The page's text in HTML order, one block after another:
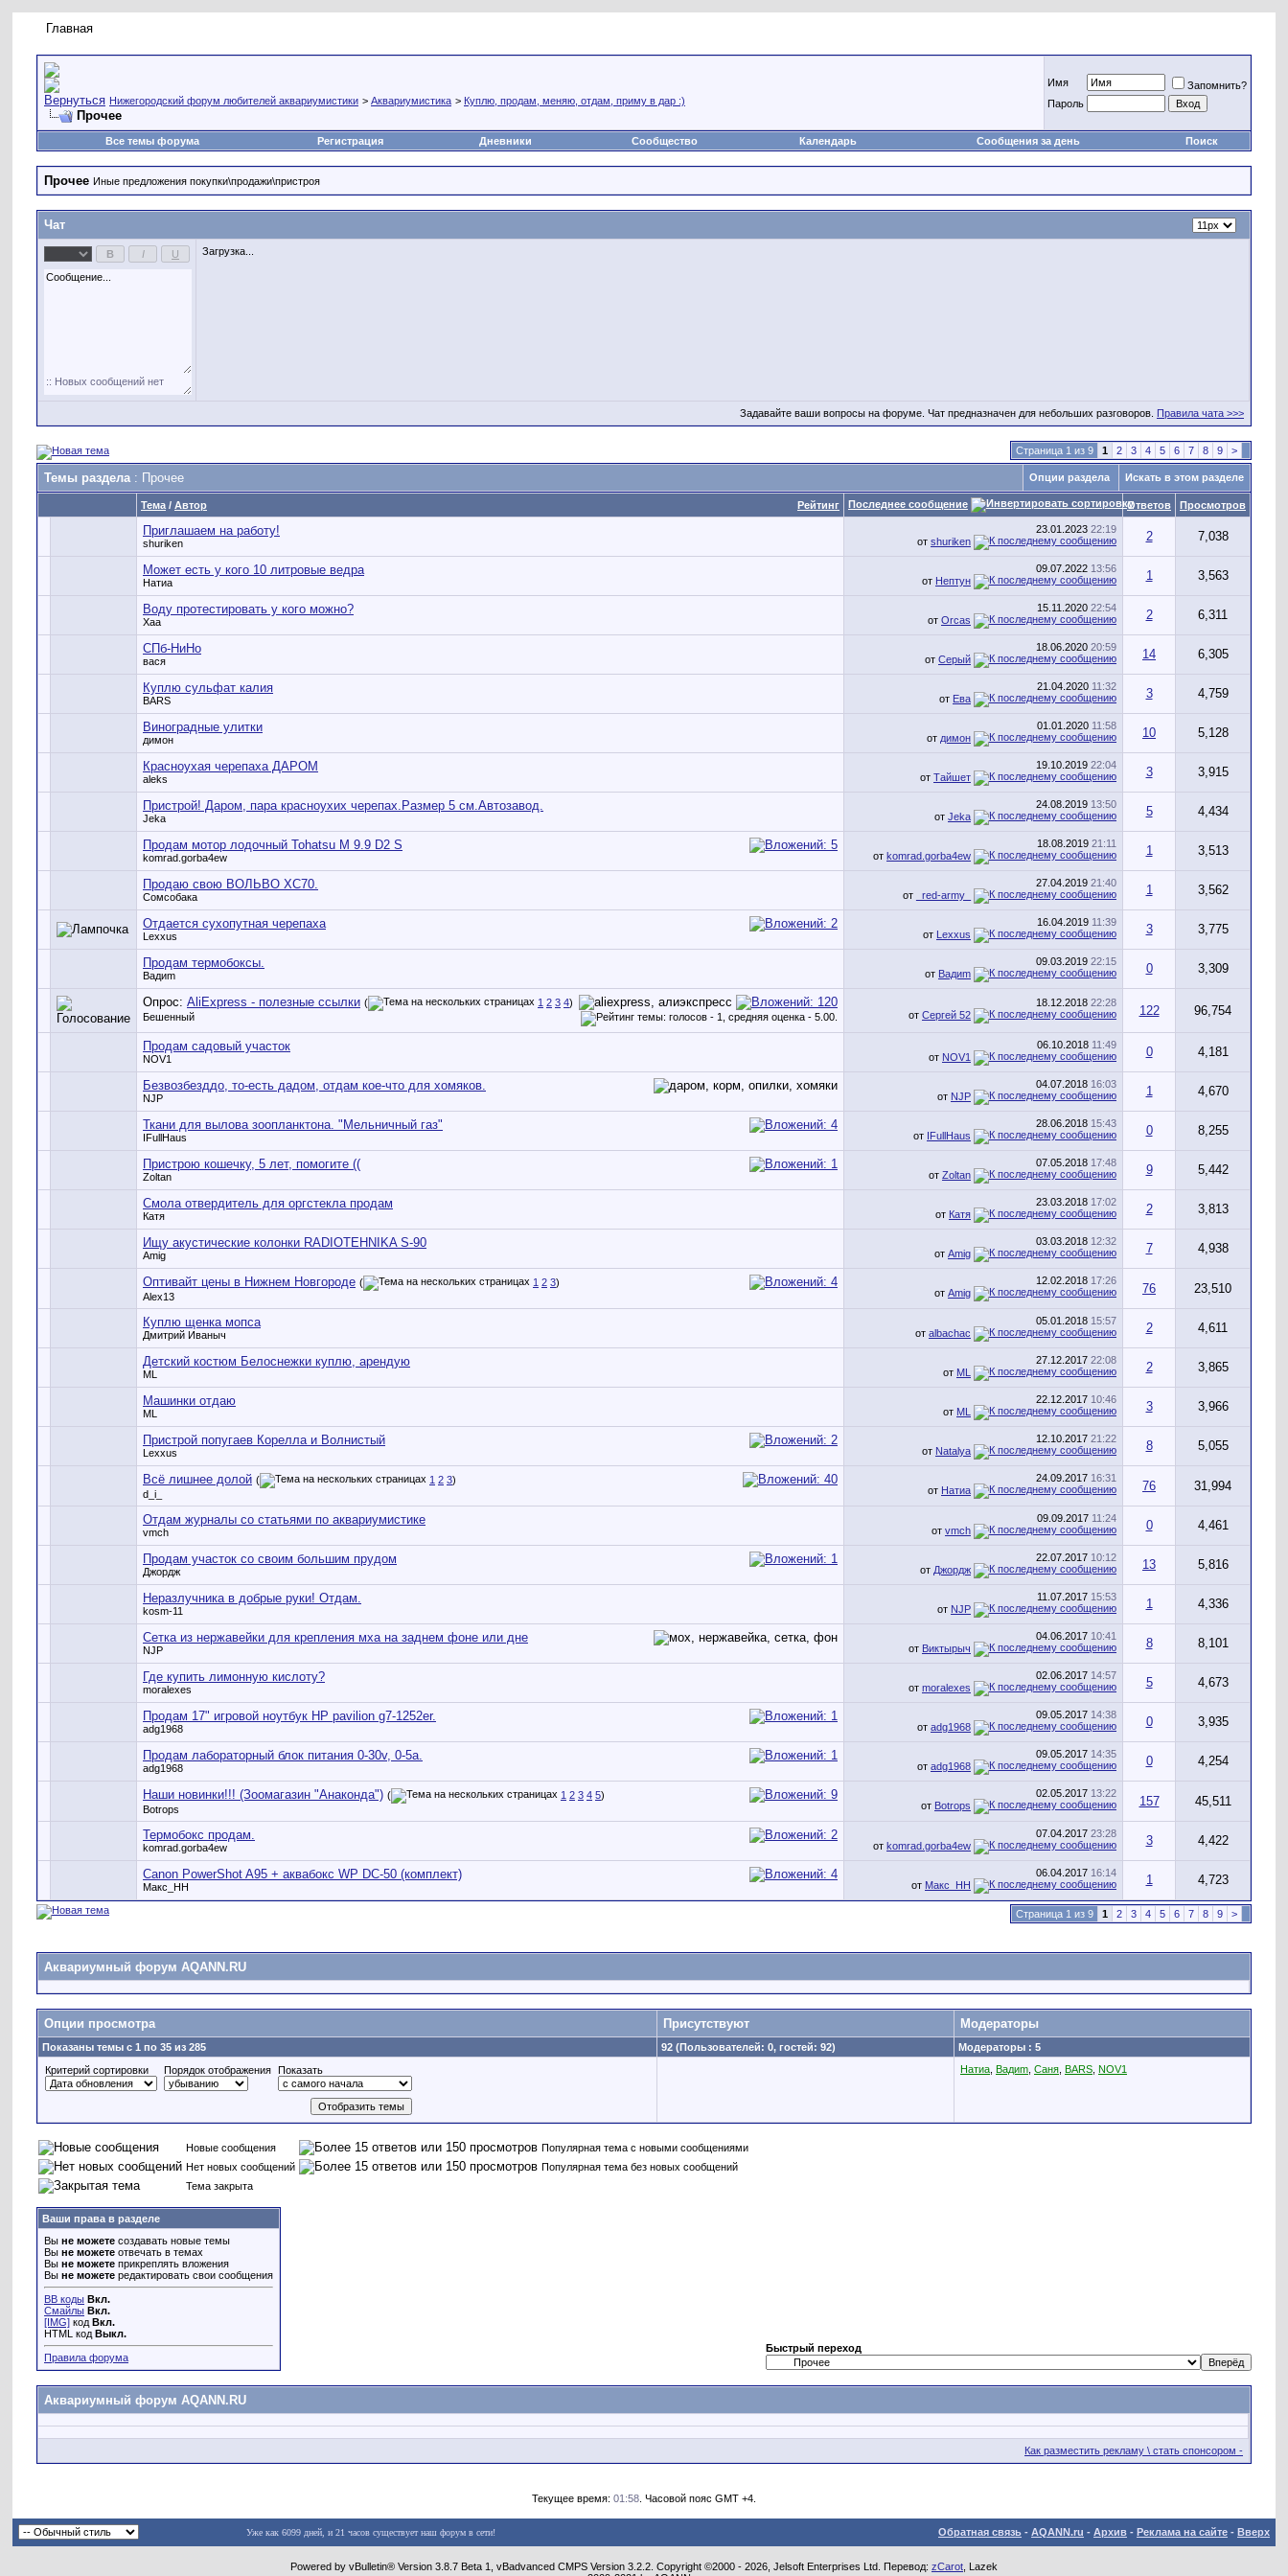
Главная
Нижегородский форум любителей аквариумистики > Аквариумистика > Куплю, продам, меняю, отдам, приму в дар :)
Прочее
Имя
Запомнить?
Пароль
Все темы форума Регистрация Дневники Сообщество Календарь Сообщения за день Поиск
Прочее Иные предложения покупки\продажи\пристроя
Чат
Загрузка...
Задавайте ваши вопросы на форуме. Чат предназначен для небольших разговоров. Правила чата >>>
Страница 1 из 9 1 2 3 4 5 6 7 8 9 >
Темы раздела: Прочее Опции раздела Искать в этом разделе
Рейтинг
Тема / Автор Последнее сообщение Ответов Просмотров
Приглашаем на работу!
shuriken
23.01.2023 22:19
от shuriken 2 7,038
Может есть у кого 10 литровые ведра
Натиа
09.07.2022 13:56
от Нептун 1 3,563
Воду протестировать у кого можно?
Xaa
15.11.2020 22:54
от Orcas 2 6,311
СПб-НиНо
вася
18.06.2020 20:59
от Серый 14 6,305
Куплю сульфат калия
BARS
21.04.2020 11:32
от Ева 3 4,759
Виноградные улитки
димон
01.01.2020 11:58
от димон 10 5,128
Красноухая черепаха ДАРОМ
aleks
19.10.2019 22:04
от Тайшет 3 3,915
Пристрой! Даром, пара красноухих черепах.Размер 5 см.Автозавод.
Jeka
24.08.2019 13:50
от Jeka 5 4,434
Продам мотор лодочный Tohatsu M 9.9 D2 S
komrad.gorba4ew
18.08.2019 21:11
от komrad.gorba4ew 1 3,513
Продаю свою ВОЛЬВО ХС70.
Сомсобака
27.04.2019 21:40
от
_red-army_ 1 3,562
Отдается сухопутная черепаха
Lexxus
16.04.2019 11:39
от Lexxus 3 3,775
Продам термобоксы.
Вадиm
09.03.2019 22:15
от Вадиm 0 3,309
Опрос: AliExpress - полезные ссылки ( 1 2 3 4)
Бешенный
18.12.2018 22:28
от Сергей 52 122 96,754
Продам садовый участок
NOV1
06.10.2018 11:49
от NOV1 0 4,181
Безвозбезддо, то-есть дадом, отдам кое-что для хомяков.
NJP
04.07.2018 16:03
от NJP 1 4,670
Ткани для вылова зоопланктона. "Мельничный газ"
IFullHaus
28.06.2018 15:43
от IFullHaus 0 8,255
Пристрою кошечку, 5 лет, помогите ((
Zoltan
07.05.2018 17:48
от Zoltan 9 5,442
Смола отвердитель для оргстекла продам
Катя
23.03.2018 17:02
от Катя 2 3,813
Ищу акустические колонки RADIOTEHNIKA S-90
Amig
03.03.2018 12:32
от Amig 7 4,938
Оптивайт цены в Нижнем Новгороде ( 1 2 3)
Alex13
12.02.2018 17:26
от Amig 76 23,510
Куплю щенка мопса
Дмитрий Иваныч
05.01.2018 15:57
от albachac 2 4,611
Детский костюм Белоснежки куплю, арендую
ML
27.12.2017 22:08
от ML 2 3,865
Машинки отдаю
ML
22.12.2017 10:46
от ML 3 3,966
Пристрой попугаев Корелла и Волнистый
Lexxus
12.10.2017 21:22
от Natalya 8 5,055
Всё лишнее долой ( 1 2 3)
d_i_
24.09.2017 16:31
от Натиа 76 31,994
Отдам журналы со статьями по аквариумистике
vmch
09.09.2017 11:24
от vmch 0 4,461
Продам участок со своим большим прудом
Джордж
22.07.2017 10:12
от Джордж 13 5,816
Неразлучника в добрые руки! Отдам.
kosm-11
11.07.2017 15:53
от NJP 1 4,336
Сетка из нержавейки для крепления мха на заднем фоне или дне
NJP
04.06.2017 10:41
от Виктырыч 8 8,101
Где купить лимонную кислоту?
moralexes
02.06.2017 14:57
от moralexes 5 4,673
Продам 17" игровой ноутбук HP pavilion g7-1252er.
adg1968
09.05.2017 14:38
от adg1968 0 3,935
Продам лабораторный блок питания 0-30v, 0-5a.
adg1968
09.05.2017 14:35
от adg1968 0 4,254
Наши новинки!!! (Зоомагазин "Анаконда") ( 1 2 3 4 5)
Botrops
02.05.2017 13:22
от Botrops 157 45,511
Термобокс продам.
komrad.gorba4ew
07.04.2017 23:28
от komrad.gorba4ew 3 4,422
Canon PowerShot A95 + аквабокс WP DC-50 (комплект)
Макс_НН
06.04.2017 16:14
от Макс_НН 1 4,723
Страница 1 из 9 1 2 3 4 5 6 7 8 9 >
Аквариумный форум AQANN.RU
Опции просмотра Присутствуют Модераторы
Показаны темы с 1 по 35 из 285 92 (Пользователей: 0, гостей: 92)
Модераторы : 5
Критерий сортировки
Порядок отображения Показать Натиа Вадиm Саня BARS NOV1
Новые сообщения
Популярная тема с новыми сообщениями
Нет новых сообщений
Популярная тема без новых сообщений
Тема закрыта
Ваши права в разделе
Вы не можете создавать новые темы
Вы не можете отвечать в темах
Вы не можете прикреплять вложения
Вы не можете редактировать свои сообщения
BB коды Вкл.
Смайлы Вкл.
[IMG] код Вкл.
HTML код Выкл.
Правила форума
Быстрый переход
Аквариумный форум AQANN.RU
Как разместить рекламу \ стать спонсором -
Текущее время: 01:58 . Часовой пояс GMT +4.
Уже как 6099 дней, и 21 часов существует наш форум в сети! Обратная связь - AQANN.ru - Архив - Реклама на сайте - Вверх
Powered by vBulletin® Version 3.8.7 Beta 1, vBadvanced CMPS Version 3.2.2. Copyright ©2000 - 2026, Jelsoft Enterprises Ltd. Перевод: zCarot , Lazek